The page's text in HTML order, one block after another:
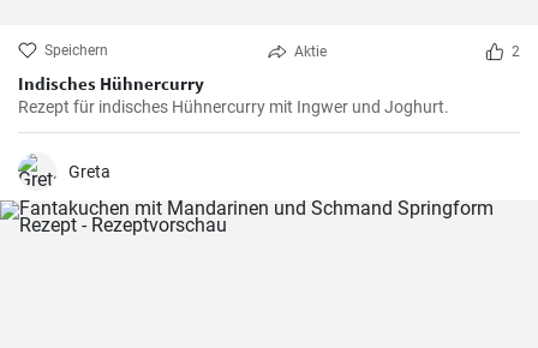
Speichern Aktie 2
Indisches Hühnercurry
Rezept für indisches Hühnercurry mit Ingwer und Joghurt.
Greta